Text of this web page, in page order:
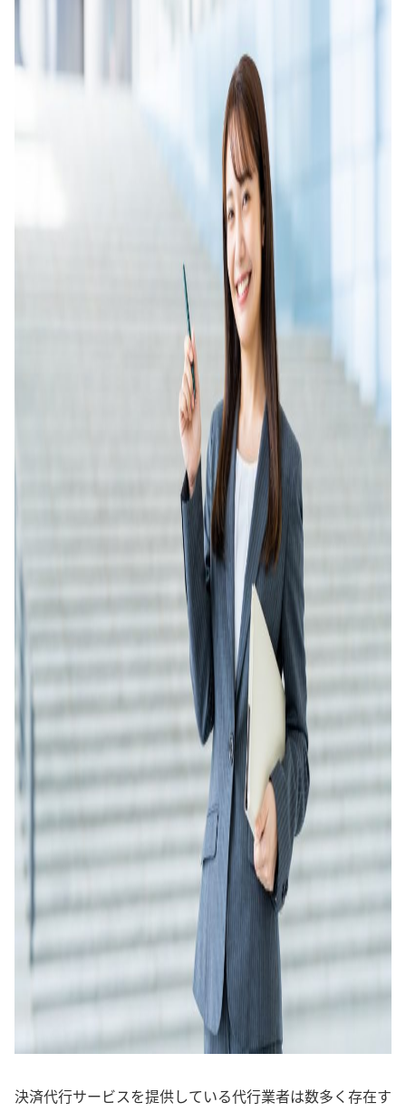
決済代行サービスを提供している代行業者は数多く存在す